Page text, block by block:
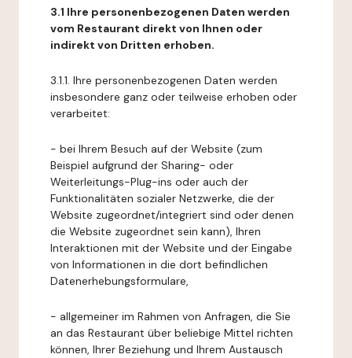
3.1 Ihre personenbezogenen Daten werden
vom Restaurant direkt von Ihnen oder
indirekt von Dritten erhoben.
3.1.1. Ihre personenbezogenen Daten werden
insbesondere ganz oder teilweise erhoben oder
verarbeitet:
- bei Ihrem Besuch auf der Website (zum
Beispiel aufgrund der Sharing- oder
Weiterleitungs-Plug-ins oder auch der
Funktionalitäten sozialer Netzwerke, die der
Website zugeordnet/integriert sind oder denen
die Website zugeordnet sein kann), Ihren
Interaktionen mit der Website und der Eingabe
von Informationen in die dort befindlichen
Datenerhebungsformulare,
- allgemeiner im Rahmen von Anfragen, die Sie
an das Restaurant über beliebige Mittel richten
können, Ihrer Beziehung und Ihrem Austausch